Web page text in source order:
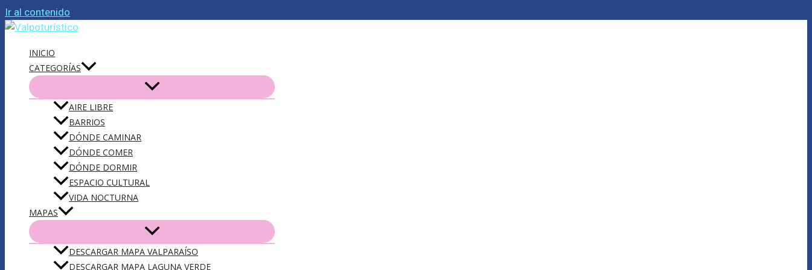
Ir al contenido
INICIO
CATEGORÍAS
AIRE LIBRE
BARRIOS
DÓNDE CAMINAR
DÓNDE COMER
DÓNDE DORMIR
ESPACIO CULTURAL
VIDA NOCTURNA
MAPAS
DESCARGAR MAPA VALPARAÍSO
DESCARGAR MAPA LAGUNA VERDE